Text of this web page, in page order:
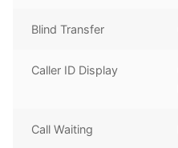
Blind Transfer
Caller ID Display
Call Waiting